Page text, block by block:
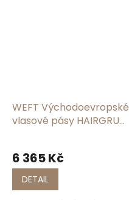
WEFT Východoevropské
vlasové pásy HAIRGRU
6 365 Kč
DETAIL